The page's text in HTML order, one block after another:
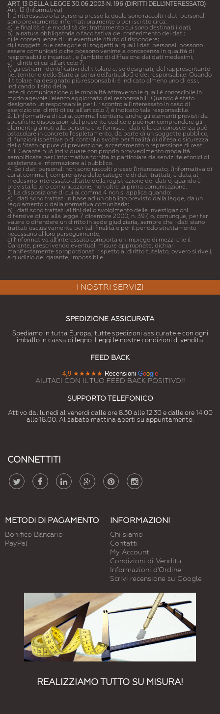
ART. 13 DELLA LEGGE 30.06.2003 N. 196 (DIRITTI DELL’INTERESSATO)
Art. 13 (Informativa)
1. L'interessato o la persona presso la quale sono raccolti i dati personali
sono previamente informati oralmente o per iscritto circa:
a) le finalità e le modalità del trattamento cui sono destinati i dati;
b) la natura obbligatoria o facoltativa del conferimento dei dati;
c) le conseguenze di un eventuale rifiuto di rispondere;
d) i soggetti o le categorie di soggetti ai quali i dati personali possono
essere comunicati o che possono venirne a conoscenza in qualità di
responsabili o incaricati, e l'ambito di diffusione dei dati medesimi;
e) i diritti di cui all'articolo 7;
f) gli estremi identificativi del titolare e, se designati, del rappresentante
nel territorio dello Stato ai sensi dell’articolo 5 e del responsabile. Quando
il titolare ha designato più responsabili è indicato almeno uno di essi,
indicando il sito della
rete di comunicazione o le modalità attraverso le quali è conoscibile in
modo agevole l’elenco aggiornato dei responsabili. Quando è stato
designato un responsabile per il riscontro all’interessato in caso di
esercizio dei diritti di cui all’articolo 7, è indicato tale responsabile.
2. L'informativa di cui al comma 1 contiene anche gli elementi previsti da
specifiche disposizioni del presente codice e può non comprendere gli
elementi già noti alla persona che fornisce i dati o la cui conoscenza può
ostacolare in concreto l'espletamento, da parte di un soggetto pubblico,
di funzioni ispettive o di controllo svolte per finalità di difesa o sicurezza
dello Stato oppure di prevenzione, accertamento o repressione di reati.
3. Il Garante può individuare con proprio provvedimento modalità
semplificate per l’informativa fornita in particolare da servizi telefonici di
assistenza e informazione al pubblico.
4. Se i dati personali non sono raccolti presso l’interessato, l’informativa di
cui al comma 1, comprensiva delle categorie di dati trattati, è data al
medesimo interessato all’atto della registrazione dei dati o, quando è
prevista la loro comunicazione, non oltre la prima comunicazione.
5. La disposizione di cui al comma 4 non si applica quando:
a) i dati sono trattati in base ad un obbligo previsto dalla legge, da un
regolamento o dalla normativa comunitaria;
b) i dati sono trattati ai fini dello svolgimento delle investigazioni
difensive di cui alla legge 7 dicembre 2000, n. 397, o, comunque, per far
valere o difendere un diritto in sede giudiziaria, sempre che i dati siano
trattati esclusivamente per tali finalità e per il periodo strettamente
necessario al loro perseguimento;
c) l’informativa all’interessato comporta un impiego di mezzi che il
Garante, prescrivendo eventuali misure appropriate, dichiari
manifestamente sproporzionati rispetto al diritto tutelato, ovvero si riveli,
a giudizio del garante, impossibile.
I NOSTRI SERVIZI
SPEDIZIONE ASSICURATA
Spediamo in tutta Europa, tutte spedizioni assicurate e con ogni
imballo in cassa di legno. Leggi le nostre condizioni di vendita
FEED BACK
4,9 ★★★★★ Recensioni Googl e
AIUTACI CON IL TUO FEED BACK POSITIVO!!
SUPPORTO TELEFONICO
Attivo dal lunedì al venerdì dalle ore 8.30 alle 12.30 e dalle ore 14.00
alle 18.00. Al sabato mattina aperti su appuntamento.
CONNETTITI
METODI DI PAGAMENTO
Bonifico Bancario
PayPal
INFORMAZIONI
Chi siamo
Contatti
My Account
Condizioni di Vendita
Informazioni d'Ordine
Scrivi recensione su Google
REALIZZIAMO TUTTO SU MISURA!